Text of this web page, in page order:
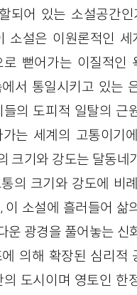
되어 있는 소설공간인
소설은 이원론적인 세
뻗어가는 이질적인
서 통일시키고 있는
의 도피적 일탈의 근
는 세계의 고통이기에
크기와 강도는 달동네
의 크기와 강도에 비
이 소설에 흘러들어 삶
운 광경을 풀어놓는 신
의해 확장된 심리적
도시이며 영토인 한